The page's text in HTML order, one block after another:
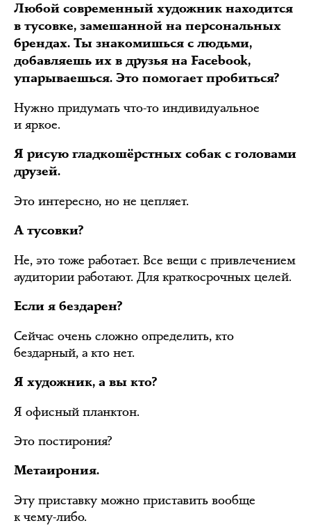
Любой современный художник находится
в тусовке, замешанной на персональных
брендах. Ты знакомишься с людьми,
добавляешь их в друзья на Facebook,
упарываешься. Это помогает пробиться?
Нужно придумать что-то индивидуальное
и яркое.
Я рисую гладкошёрстных собак с головами
друзей.
Это интересно, но не цепляет.
А тусовки?
Не, это тоже работает. Все вещи с привлечением
аудитории работают. Для краткосрочных целей.
Если я бездарен?
Сейчас очень сложно определить, кто
бездарный, а кто нет.
Я художник, а вы кто?
Я офисный планктон.
Это постирония?
Метаирония.
Эту приставку можно приставить вообще
к чему-либо.